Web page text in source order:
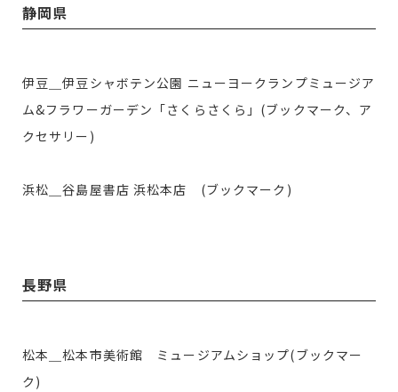
静岡県
伊豆＿伊豆シャボテン公園 ニューヨークランプミュージア
ム&フラワーガーデン「さくらさくら」(ブックマーク、ア
クセサリー)
浜松＿谷島屋書店 浜松本店 (ブックマーク)
長野県
松本＿松本市美術館 ミュージアムショップ(ブックマー
ク)